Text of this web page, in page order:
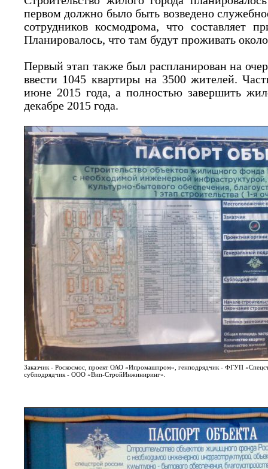
первом должно было быть возведено
сотрудников космодрома, что составляет
Планировалось, что там будут проживать
Первый этап также был распланирован на
ввести 1045 квартиры на 3500 жителей.
июне 2015 года, а полностью завершить
декабре 2015 года.
Заказчик - Роскосмос, проект ОАО «Ипромашпром», генподрядчик - ФГУП
субподрядчик - ООО «Вип-СтройИнжиниринг».